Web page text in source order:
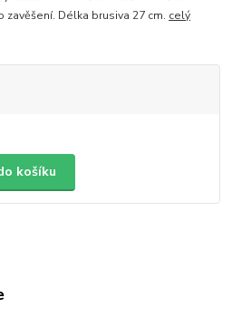
Délka brusiva 27 cm. celý
košíku